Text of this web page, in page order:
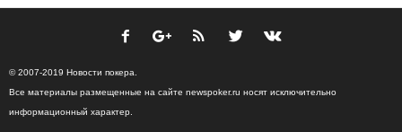
© 2007-2019 Новости покера.
Все материалы размещенные на сайте newspoker.ru носят исключительно
информационный характер.